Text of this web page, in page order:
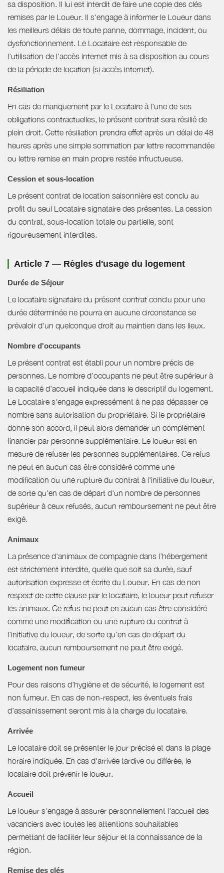
sa disposition. Il lui est interdit de faire une copie des clés
remises par le Loueur. Il s'engage à informer le Loueur dans
les meilleurs délais de toute panne, dommage, incident, ou
dysfonctionnement. Le Locataire est responsable de
l'utilisation de l'accès internet mis à sa disposition au cours
de la période de location (si accès internet).
Résiliation
En cas de manquement par le Locataire à l’une de ses
obligations contractuelles, le présent contrat sera résilié de
plein droit. Cette résiliation prendra effet après un délai de 48
heures après une simple sommation par lettre recommandée
ou lettre remise en main propre restée infructueuse.
Cession et sous-location
Le présent contrat de location saisonnière est conclu au
profit du seul Locataire signataire des présentes. La cession
du contrat, sous-location totale ou partielle, sont
rigoureusement interdites.
Article 7 — Règles d'usage du logement
Durée de Séjour
Le locataire signataire du présent contrat conclu pour une
durée déterminée ne pourra en aucune circonstance se
prévaloir d'un quelconque droit au maintien dans les lieux.
Nombre d'occupants
Le présent contrat est établi pour un nombre précis de
personnes. Le nombre d’occupants ne peut être supérieur à
la capacité d’accueil indiquée dans le descriptif du logement.
Le Locataire s'engage expressément à ne pas dépasser ce
nombre sans autorisation du propriétaire. Si le propriétaire
donne son accord, il peut alors demander un complément
financier par personne supplémentaire. Le loueur est en
mesure de refuser les personnes supplémentaires. Ce refus
ne peut en aucun cas être considéré comme une
modification ou une rupture du contrat à l'initiative du loueur,
de sorte qu'en cas de départ d'un nombre de personnes
supérieur à ceux refusés, aucun remboursement ne peut être
exigé.
Animaux
La présence d'animaux de compagnie dans l’hébergement
est strictement interdite, quelle que soit sa durée, sauf
autorisation expresse et écrite du Loueur. En cas de non
respect de cette clause par le locataire, le loueur peut refuser
les animaux. Ce refus ne peut en aucun cas être considéré
comme une modification ou une rupture du contrat à
l'initiative du loueur, de sorte qu'en cas de départ du
locataire, aucun remboursement ne peut être exigé.
Logement non fumeur
Pour des raisons d’hygiène et de sécurité, le logement est
non fumeur. En cas de non-respect, les éventuels frais
d’assainissement seront mis à la charge du locataire.
Arrivée
Le locataire doit se présenter le jour précisé et dans la plage
horaire indiquée. En cas d'arrivée tardive ou différée, le
locataire doit prévenir le loueur.
Accueil
Le loueur s'engage à assurer personnellement l'accueil des
vacanciers avec toutes les attentions souhaitables
permettant de faciliter leur séjour et la connaissance de la
région.
Remise des clés